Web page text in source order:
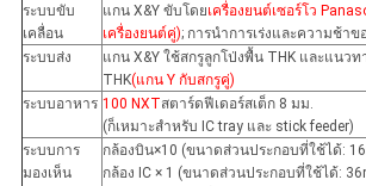
ระบบขับ
เคลื่อน
แกน X&Y ขับโดยเครื่องยนต์เซอร์โว
เครื่องยนต์คู่); การนําการเร่งและความช้าข
ระบบส่ง
แกน X&Y ใช้สกรูลูกโป่งพื้น THK และแนวท
THK(แกน Y กับสกรูคู่)
ระบบอาหาร 100 NXTสตาร์ดฟีเดอร์สเต็ก 8 มม.
(ก็เหมาะสําหรับ IC tray และ stick feeder)
ระบบการ
มองเห็น
กล้องบิน×10 (ขนาดส่วนประกอบที่ใช้ได้:
กล้อง IC × 1 (ขนาดส่วนประกอบที่ใช้ได้: